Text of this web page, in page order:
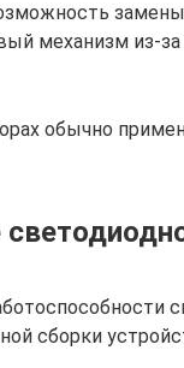
механизм из-за
обычно
сборки